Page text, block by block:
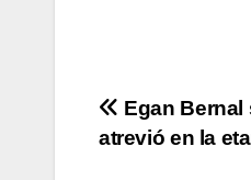
Egan Bernal
atrevió en la